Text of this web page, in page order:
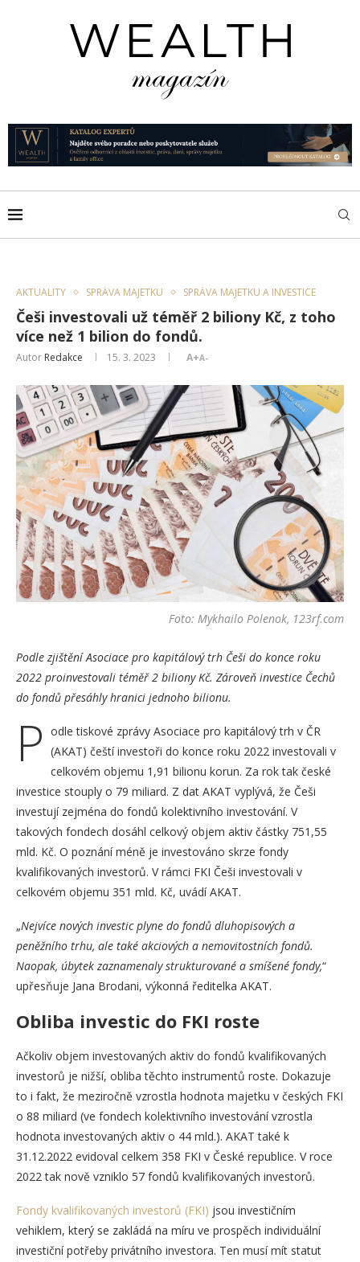
AKTUALITY SPRÁVA MAJETKU SPRÁVA MAJETKU A INVESTICE
Češi investovali už téměř 2 biliony Kč, z toho
více než 1 bilion do fondů.
Autor Redakce 15. 3. 2023 A+A-
Foto: Mykhailo Polenok, 123rf.com
Podle zjištění Asociace pro kapitálový trh Češi do konce roku
2022 proinvestovali téměř 2 biliony Kč. Zároveň investice Čechů
do fondů přesáhly hranici jednoho bilionu.
P odle tiskové zprávy Asociace pro kapitálový trh v ČR
(AKAT) čeští investoři do konce roku 2022 investovali v
celkovém objemu 1,91 bilionu korun. Za rok tak české
investice stouply o 79 miliard. Z dat AKAT vyplývá, že Češi
investují zejména do fondů kolektivního investování. V
takových fondech dosáhl celkový objem aktiv částky 751,55
mld. Kč. O poznání méně je investováno skrze fondy
kvalifikovaných investorů. V rámci FKI Češi investovali v
celkovém objemu 351 mld. Kč, uvádí AKAT.
„Nejvíce nových investic plyne do fondů dluhopisových a
peněžního trhu, ale také akciových a nemovitostních fondů.
Naopak, úbytek zaznamenaly strukturované a smíšené fondy,“
upřesňuje Jana Brodani, výkonná ředitelka AKAT.
Obliba investic do FKI roste
Ačkoliv objem investovaných aktiv do fondů kvalifikovaných
investorů je nižší, obliba těchto instrumentů roste. Dokazuje
to i fakt, že meziročně vzrostla hodnota majetku v českých FKI
o 88 miliard (ve fondech kolektivního investování vzrostla
hodnota investovaných aktiv o 44 mld.). AKAT také k
31.12.2022 evidoval celkem 358 FKI v České republice. V roce
2022 tak nově vzniklo 57 fondů kvalifikovaných investorů.
Fondy kvalifikovaných investorů (FKI) jsou investičním
vehiklem, který se zakládá na míru ve prospěch individuální
investiční potřeby privátního investora. Ten musí mít statut